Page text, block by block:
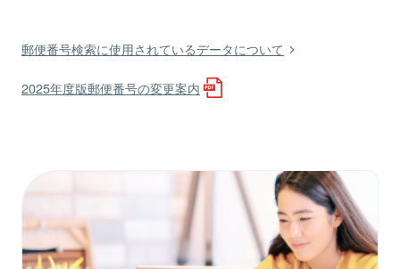
郵便番号検索に使用されているデータについて
2025年度版郵便番号の変更案内